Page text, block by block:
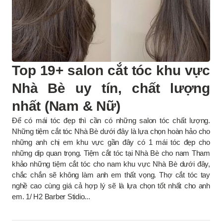
Top 19+ salon cắt tóc khu vực
Nhà Bè uy tín, chất lượng
nhất (Nam & Nữ)
Để có mái tóc đẹp thì cần có những salon tóc chất lượng.
Những tiệm cắt tóc Nhà Bè dưới đây là lựa chọn hoàn hảo cho
những anh chị em khu vực gần đây có 1 mái tóc đẹp cho
những dịp quan trọng. Tiệm cắt tóc tại Nhà Bè cho nam Tham
khảo những tiệm cắt tóc cho nam khu vực Nhà Bè dưới đây,
chắc chắn sẽ không làm anh em thất vọng. Thợ cắt tóc tay
nghề cao cùng giá cả hợp lý sẽ là lựa chọn tốt nhất cho anh
em. 1/ H2 Barber Stidio...